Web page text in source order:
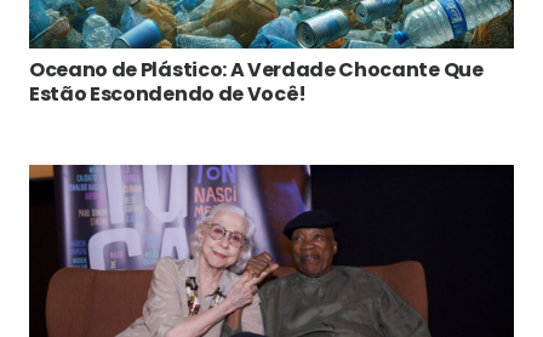
Oceano de Plástico: A Verdade Chocante Que
Estão Escondendo de Você!